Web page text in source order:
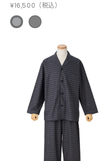
¥16,500 （税込）